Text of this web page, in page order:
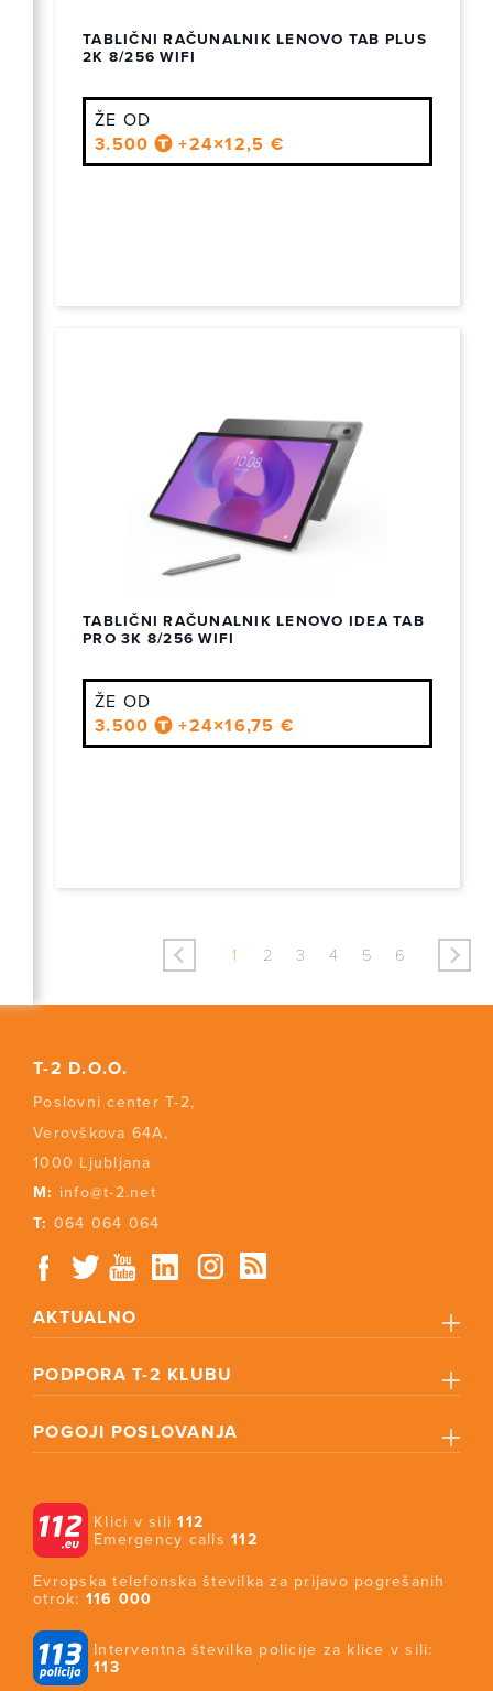
TABLIČNI RAČUNALNIK LENOVO TAB PLUS
2K 8/256 WIFI
ŽE OD
3.500
+24×12,5 €
TABLIČNI RAČUNALNIK LENOVO IDEA TAB
PRO 3K 8/256 WIFI
ŽE OD
3.500
+24×16,75 €
< 1 2 3 4 5 6 >
T-2 D.O.O.
Poslovni center T-2,
Verovškova 64A,
1000 Ljubljana
M: info@t-2.net
T: 064 064 064
AKTUALNO
PODPORA T-2 KLUBU
POGOJI POSLOVANJA
Klici v sili112
Emergency calls112
Evropska telefonska številka za prijavo pogrešanih
otrok: 116 000
Interventna številka policije za klice v sili:
113